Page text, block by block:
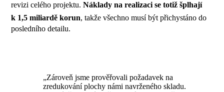
revizi celého projektu.Náklady na realizaci se totiž šplhají
k 1,5 miliardě korun, takže všechno musí být přichystáno do
posledního detailu.
„Zároveň jsme prověřovali požadavek na
zredukování plochy námi navrženého skladu.